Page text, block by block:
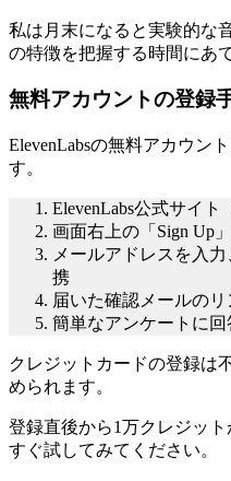
私は月末になると実験的な
の特徴を把握する時間にあ
無料アカウントの登録
ElevenLabsの無料アカウン
す。
ElevenLabs公式サイト
画面右上の「Sign Up
メールアドレスを入
携
届いた確認メールの
簡単なアンケートに回
クレジットカードの登録は
められます。
登録直後から1万クレジッ
すぐ試してみてください。